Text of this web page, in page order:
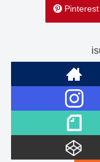
Pinterest